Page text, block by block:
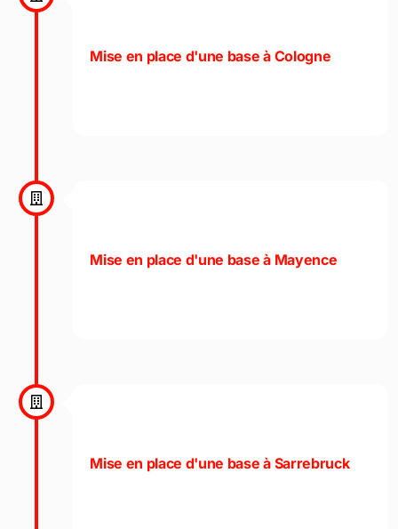
Mise en place d'une base à Cologne
Mise en place d'une base à Mayence
Mise en place d'une base à Sarrebruck